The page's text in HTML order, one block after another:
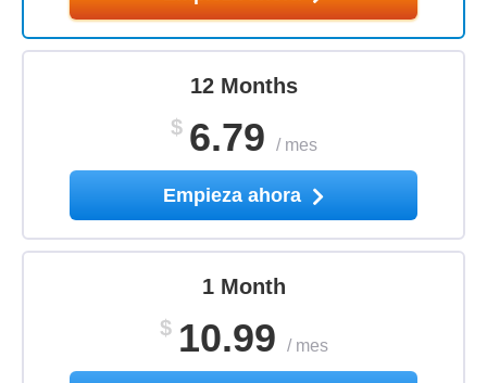
12 Months
$ 6.79 / mes
Empieza ahora
1 Month
$ 10.99 / mes